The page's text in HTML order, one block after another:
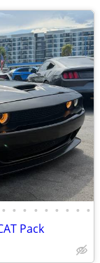
• • • • • • • • •
Pack